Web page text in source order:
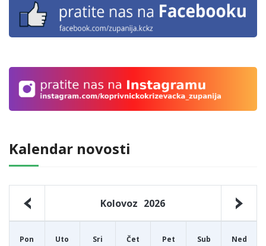
Kalendar novosti
Kolovoz 2026
Pon Uto Sri Čet Pet Sub Ned